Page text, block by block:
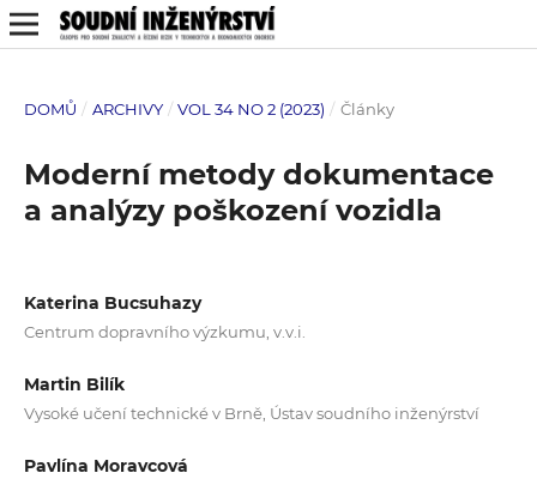
DOMŮ / ARCHIVY / VOL 34 NO 2 (2023) / Články
Moderní metody dokumentace
a analýzy poškození vozidla
Katerina Bucsuhazy
Centrum dopravního výzkumu, v.v.i.
Martin Bilík
Vysoké učení technické v Brně, Ústav soudního inženýrství
Pavlína Moravcová